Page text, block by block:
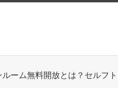
ーム無料開放とは？セルフ